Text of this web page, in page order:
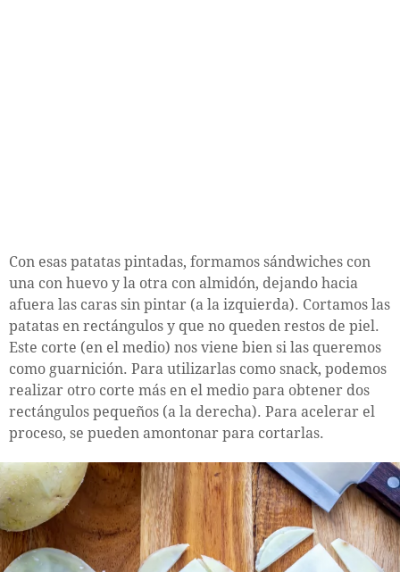
Con esas patatas pintadas, formamos sándwiches con
una con huevo y la otra con almidón, dejando hacia
afuera las caras sin pintar (a la izquierda). Cortamos las
patatas en rectángulos y que no queden restos de piel.
Este corte (en el medio) nos viene bien si las queremos
como guarnición. Para utilizarlas como snack, podemos
realizar otro corte más en el medio para obtener dos
rectángulos pequeños (a la derecha). Para acelerar el
proceso, se pueden amontonar para cortarlas.